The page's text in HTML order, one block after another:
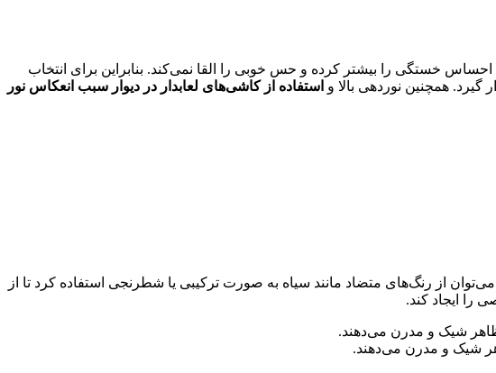
خستگی را بیشتر کرده و حس خوبی را القا نمی‌کند. بنابراین برای انتخاب
همچنین نوردهی بالا و استفاده از کاشی‌های لعابدار در دیوار سبب انعکاس نور
از رنگ‌های متضاد مانند سیاه به صورت ترکیبی یا شطرنجی استفاده کرد تا از
را ایجاد کند.
شیک و مدرن می‌دهند.